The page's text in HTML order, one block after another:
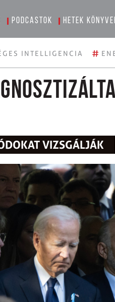
Podcastok Hetek
INTELLIGENCIA #
VIZSGÁLJÁK